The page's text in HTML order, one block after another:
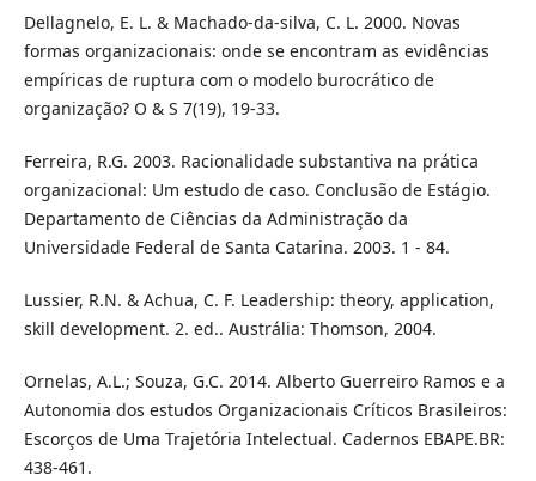
Dellagnelo, E. L. & Machado-da-silva, C. L. 2000. Novas
formas organizacionais: onde se encontram as evidências
empíricas de ruptura com o modelo burocrático de
organização? O & S 7(19), 19-33.
Ferreira, R.G. 2003. Racionalidade substantiva na prática
organizacional: Um estudo de caso. Conclusão de Estágio.
Departamento de Ciências da Administração da
Universidade Federal de Santa Catarina. 2003. 1 - 84.
Lussier, R.N. & Achua, C. F. Leadership: theory, application,
skill development. 2. ed.. Austrália: Thomson, 2004.
Ornelas, A.L.; Souza, G.C. 2014. Alberto Guerreiro Ramos e a
Autonomia dos estudos Organizacionais Críticos Brasileiros:
Escorços de Uma Trajetória Intelectual. Cadernos EBAPE.BR:
438-461.